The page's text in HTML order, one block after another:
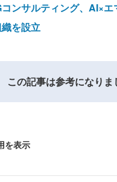
ンサルティング、AI×
を設立
この記事は参考になりま
を表示